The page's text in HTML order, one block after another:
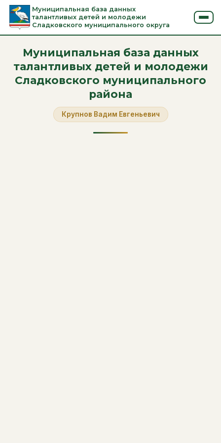
Муниципальная база данных
талантливых детей и молодежи
Сладковского муниципального округа
Муниципальная база данных
талантливых детей и молодежи
Сладковского муниципального
района
Крупнов Вадим Евгеньевич